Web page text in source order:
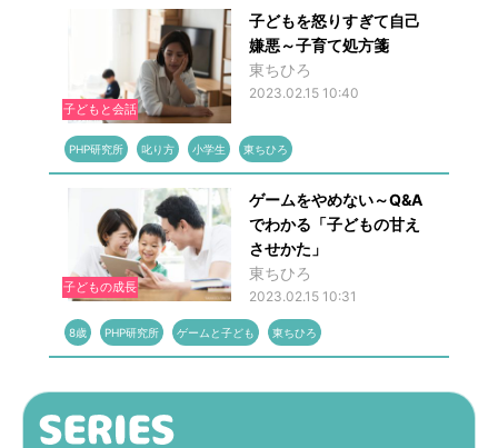
子どもと会話
子どもを怒りすぎて自己
嫌悪～子育て処方箋
東ちひろ
2023.02.15 10:40
PHP研究所 叱り方 小学生 東ちひろ
子どもの成長
ゲームをやめない～Q&A
でわかる「子どもの甘え
させかた」
東ちひろ
2023.02.15 10:31
8歳 PHP研究所 ゲームと子ども 東ちひろ